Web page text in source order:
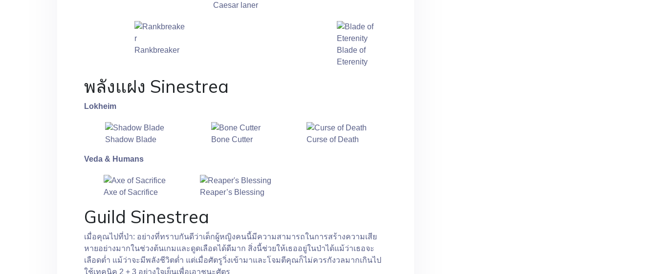
Caesar laner
Rankbreaker
Blade of
Eterenity
พลังแฝง Sinestrea
Lokheim
Shadow Blade Bone Cutter Curse of Death
Veda & Humans
Axe of Sacrifice Reaper’s Blessing
Guild Sinestrea
เมื่อคุณไปที่ป่า: อย่างที่ทราบกันดีว่าเด็กผู้หญิงคนนี้มีความสามารถในการสร้างความเสีย
หายอย่างมากในช่วงต้นเกมและดูดเลือดได้ดีมาก สิ่งนี้ช่วยให้เธออยู่ในป่าได้แม้ว่าเธอจะ
เลือดต่ำ แม้ว่าจะมีพลังชีวิตต่ำ แต่เมื่อศัตรูวิ่งเข้ามาและโจมตีคุณก็ไม่ควรกังวลมากเกินไป
ใช้เทคนิค 2 + 3 อย่างใจเย็นเพื่อเอาชนะศัตรู